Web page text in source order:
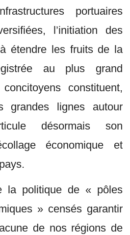
portuaires
l’initiation des
étendre les fruits de la
au plus grand
constituent,
grandes lignes autour
désormais son
économique et
la politique de « pôles
» censés garantir
de nos régions de